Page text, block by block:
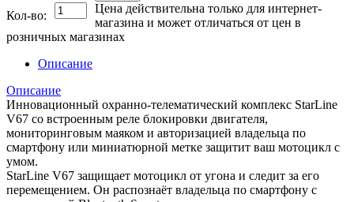
Кол-во:
Цена действительна только для интернет-
магазина и может отличаться от цен в
розничных магазинах
Описание
Описание
Инновационный охранно-телематический комплекс StarLine
V67 со встроенным реле блокировки двигателя,
мониторинговым маяком и авторизацией владельца по
смартфону или миниатюрной метке защитит ваш мотоцикл с
умом.
StarLine V67 защищает мотоцикл от угона и следит за его
перемещением. Он распознаёт владельца по смартфону с